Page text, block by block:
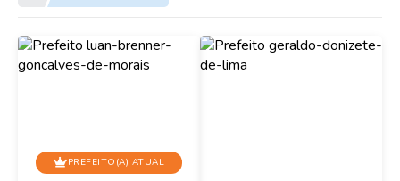
PREFEITO(A) ATUAL